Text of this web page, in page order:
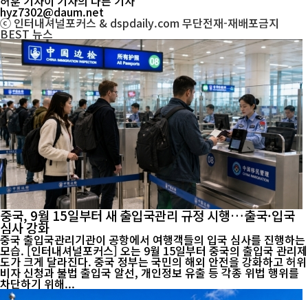
hyz7302@daum.net
ⓒ 인터내셔널포커스 & dspdaily.com 무단전재-재배포금지
BEST뉴스
중국, 9월 15일부터 새 출입국관리 규정 시행…출국·입국
심사 강화
중국 출입국관리기관이 공항에서 여행객들의 입국 심사를 진행하는
모습. [인터내셔널포커스] 오는 9월 15일부터 중국의 출입국 관리제
도가 크게 달라진다. 중국 정부는 국민의 해외 안전을 강화하고 허위
비자 신청과 불법 출입국 알선, 개인정보 유출 등 각종 위법 행위를
차단하기 위해...